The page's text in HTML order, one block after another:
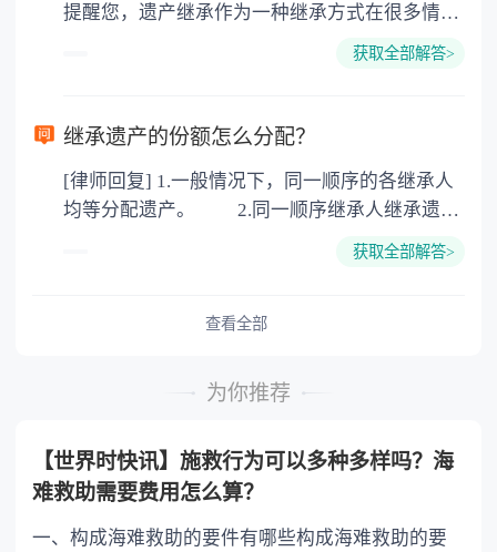
地增值税：按房价1%缴纳 5. 房屋产权登记费：
提醒您，遗产继承作为一种继承方式在很多情况
下都是不需要公证的，当然，如果需要公正的也
以防对财产继承发生纠纷，可以对遗产继承进行
公证。
获取全部解答>
继承遗产的份额怎么分配？
[律师回复] 1.一般情况下，同一顺序的各继承人
均等分配遗产。 2.同一顺序继承人继承遗产
或者与被继承人共同生活的继承人，分配遗产
的继承人，不尽扶养义务的，分配遗产时，应当
获取全部解答>
查看全部
为你推荐
【世界时快讯】施救行为可以多种多样吗？海
难救助需要费用怎么算？
一、构成海难救助的要件有哪些构成海难救助的要